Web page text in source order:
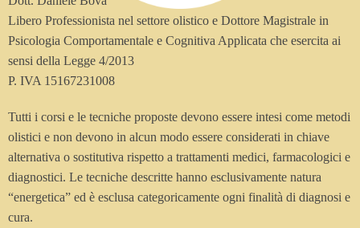
Libero Professionista nel settore olistico e Dottore Magistrale in
Psicologia Comportamentale e Cognitiva Applicata che esercita ai
sensi della Legge 4/2013
P. IVA 15167231008
Tutti i corsi e le tecniche proposte devono essere intesi come metodi
olistici e non devono in alcun modo essere considerati in chiave
alternativa o sostitutiva rispetto a trattamenti medici, farmacologici e
diagnostici. Le tecniche descritte hanno esclusivamente natura
“energetica” ed è esclusa categoricamente ogni finalità di diagnosi e
cura.